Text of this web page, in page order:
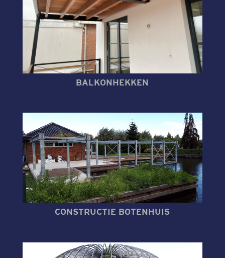
BALKONHEKKEN
CONSTRUCTIE BOTENHUIS